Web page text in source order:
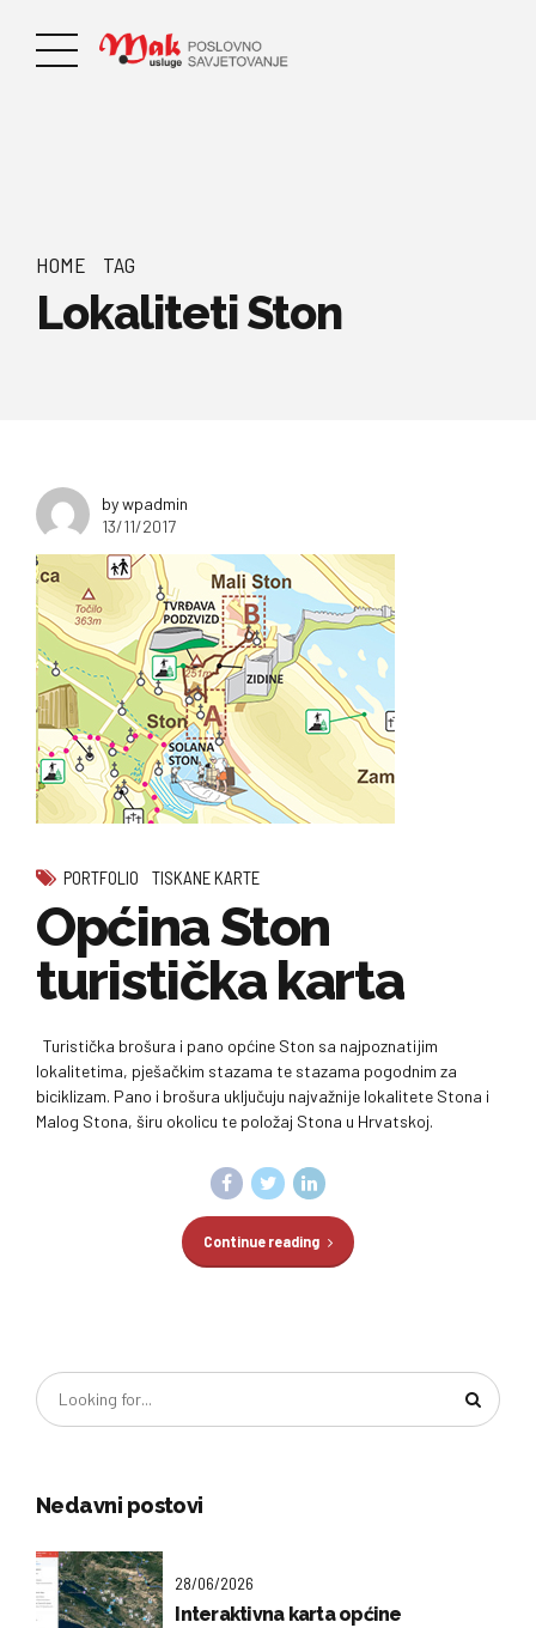
HOME TAG
Lokaliteti Ston
by wpadmin
13/11/2017
PORTFOLIO TISKANE KARTE
Općina Ston
turistička karta
Turistička brošura i pano općine Ston sa najpoznatijim
lokalitetima, pješačkim stazama te stazama pogodnim za
biciklizam. Pano i brošura uključuju najvažnije lokalitete Stona i
Malog Stona, širu okolicu te položaj Stona u Hrvatskoj.
Continue reading
Nedavni postovi
28/06/2026
Interaktivna karta općine